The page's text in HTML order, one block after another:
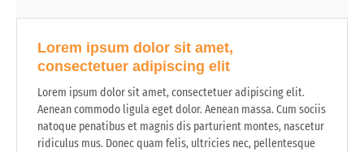
Lorem ipsum dolor sit amet,
consectetuer adipiscing elit
Lorem ipsum dolor sit amet, consectetuer adipiscing elit.
Aenean commodo ligula eget dolor. Aenean massa. Cum sociis
natoque penatibus et magnis dis parturient montes, nascetur
ridiculus mus. Donec quam felis, ultricies nec, pellentesque